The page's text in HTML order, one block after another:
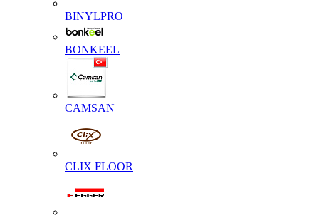
BINYLPRO
BONKEEL
CAMSAN
CLIX FLOOR